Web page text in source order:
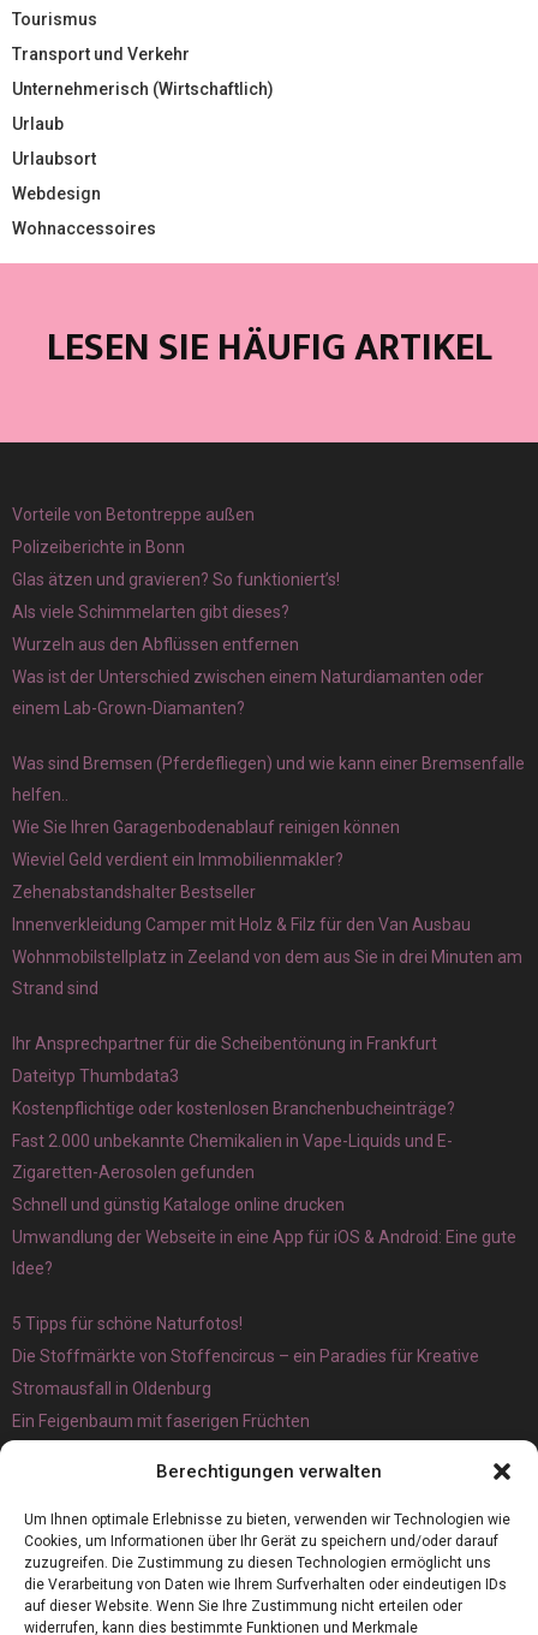
Berechtigungen verwalten
Um Ihnen optimale Erlebnisse zu bieten, verwenden wir Technologien wie
Cookies, um Informationen über Ihr Gerät zu speichern und/oder darauf
zuzugreifen. Die Zustimmung zu diesen Technologien ermöglicht uns
die Verarbeitung von Daten wie Ihrem Surfverhalten oder eindeutigen IDs
auf dieser Website. Wenn Sie Ihre Zustimmung nicht erteilen oder
widerrufen, kann dies bestimmte Funktionen und Merkmale
Tourismus
Transport und Verkehr
Unternehmerisch (Wirtschaftlich)
Urlaub
Urlaubsort
Webdesign
Wohnaccessoires
LESEN SIE HÄUFIG ARTIKEL
Vorteile von Betontreppe außen
Polizeiberichte in Bonn
Glas ätzen und gravieren? So funktioniert’s!
Als viele Schimmelarten gibt dieses?
Wurzeln aus den Abflüssen entfernen
Was ist der Unterschied zwischen einem Naturdiamanten oder
einem Lab-Grown-Diamanten?
Was sind Bremsen (Pferdefliegen) und wie kann einer Bremsenfalle
helfen..
Wie Sie Ihren Garagenbodenablauf reinigen können
Wieviel Geld verdient ein Immobilienmakler?
Zehenabstandshalter Bestseller
Innenverkleidung Camper mit Holz & Filz für den Van Ausbau
Wohnmobilstellplatz in Zeeland von dem aus Sie in drei Minuten am
Strand sind
Ihr Ansprechpartner für die Scheibentönung in Frankfurt
Dateityp Thumbdata3
Kostenpflichtige oder kostenlosen Branchenbucheinträge?
Fast 2.000 unbekannte Chemikalien in Vape-Liquids und E-
Zigaretten-Aerosolen gefunden
Schnell und günstig Kataloge online drucken
Umwandlung der Webseite in eine App für iOS & Android: Eine gute
Idee?
5 Tipps für schöne Naturfotos!
Die Stoffmärkte von Stoffencircus – ein Paradies für Kreative
Stromausfall in Oldenburg
Ein Feigenbaum mit faserigen Früchten
Magnetangeln